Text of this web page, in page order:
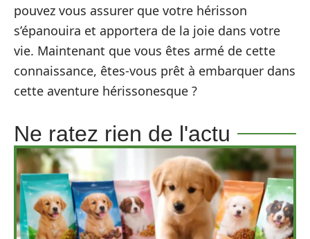
pouvez vous assurer que votre hérisson
s’épanouira et apportera de la joie dans votre
vie. Maintenant que vous êtes armé de cette
connaissance, êtes-vous prêt à embarquer dans
cette aventure hérissonesque ?
Ne ratez rien de l'actu